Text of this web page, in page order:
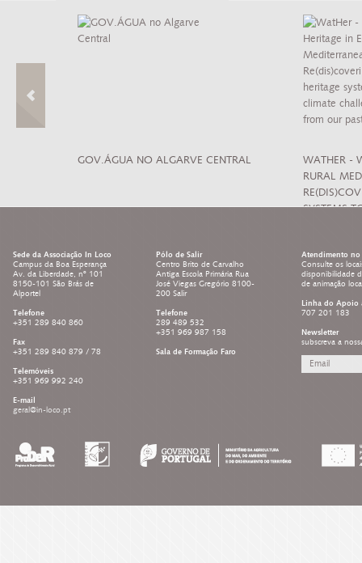
GOV.ÁGUA NO ALGARVE CENTRAL
WATHER -
RURAL
SYSTEMS
Sede da Associação In Loco
Campus da Boa Esperança
Av. da Liberdade, nº 101
8150-101 São Brás de
Alportel
Telefone
+351 289 840 860
Fax
+351 289 840 879 / 78
Telemóveis
+351 969 992 240
E-mail
geral@in-loco.pt
Pólo de Salir
Centro Brito de Carvalho
Antiga Escola Primária Rua
José Viegas Gregório 8100-
200 Salir
Telefone
289 489 532
+351 969 987 158
Sala de Formação Faro
Atendimento no
Consulte os
disponibilidade
de animação
Linha do Apoio
707 201 183
Newsletter
subscreva a